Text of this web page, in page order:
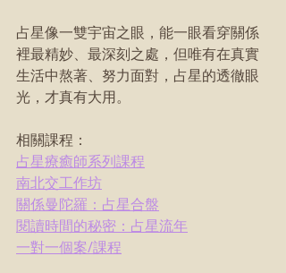
占星像一雙宇宙之眼，能一眼看穿關係
裡最精妙、最深刻之處，但唯有在真實
生活中熬著、努力面對，占星的透徹眼
光，才真有大用。
相關課程：
占星療癒師系列課程
南北交工作坊
關係曼陀羅：占星合盤
閱讀時間的秘密：占星流年
一對一個案/課程